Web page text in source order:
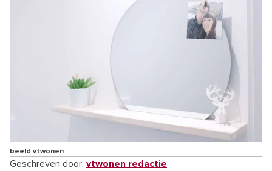
beeld vtwonen
Geschreven door: vtwonen redactie